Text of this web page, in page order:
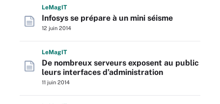
LeMagIT
Infosys se prépare à un mini séisme
12 juin 2014
LeMagIT
De nombreux serveurs exposent au public
leurs interfaces d’administration
11 juin 2014